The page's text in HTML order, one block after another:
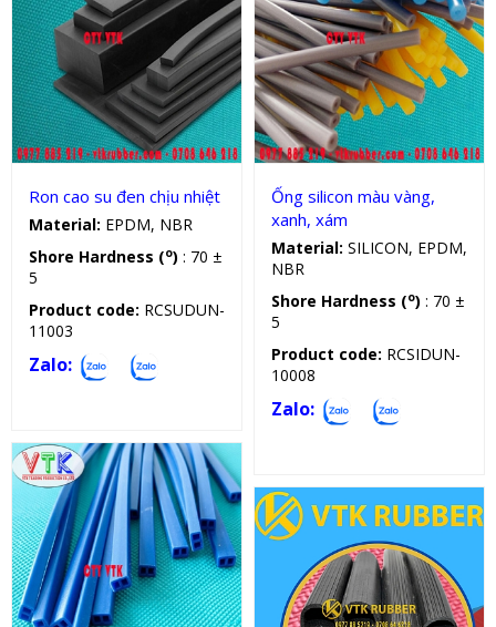
Sản phẩm kỹ thuật
Ron cao su đen chịu nhiệt
Material: EPDM, NBR
Shore Hardness (o) : 70 ±
5
Product code: RCSUDUN-
11003
Zalo:
Sản phẩm kỹ thuật
Ống silicon màu vàng,
xanh, xám
Material: SILICON, EPDM,
NBR
Shore Hardness (o) : 70 ±
5
Product code: RCSIDUN-
10008
Zalo:
Sản phẩm kỹ thuật